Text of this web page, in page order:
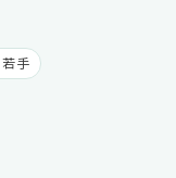
若手